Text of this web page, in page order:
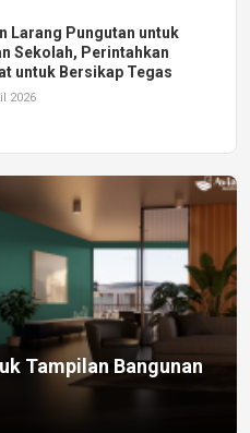
Larang Pungutan untuk
Sekolah, Perintahkan
untuk Bersikap Tegas
2026
Tampilan Bangunan